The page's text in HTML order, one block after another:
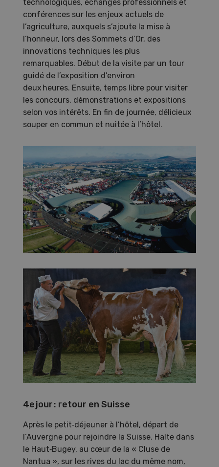
technologiques, échanges professionnels et
conférences sur les enjeux actuels de
l’agriculture, auxquels s’ajoute la mise à
l’honneur, lors des Sommets d’Or, des
innovations techniques les plus
remarquables. Début de la visite par un tour
guidé de l’exposition d’environ
deux heures. Ensuite, temps libre pour visiter
les concours, démonstrations et expositions
selon vos intérêts. En fin de journée, délicieux
souper en commun et nuitée à l’hôtel.
4e jour : retour en Suisse
Après le petit‑déjeuner à l’hôtel, départ de
l’Auvergne pour rejoindre la Suisse. Halte dans
le Haut‑Bugey, au cœur de la « Cluse de
Nantua », sur les rives du lac du même nom,